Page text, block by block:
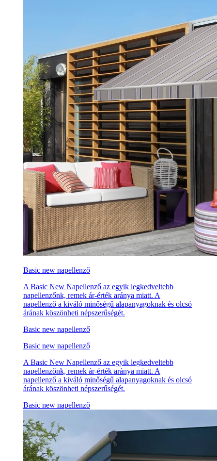
Basic new napellenző
A Basic New Napellenző az egyik legkedveltebb
napellenzőnk, remek ár-érték aránya miatt. A
napellenző a kiváló minőségű alapanyagoknak és olcsó
árának köszönheti népszerűségét.
Basic new napellenző
Basic new napellenző
A Basic New Napellenző az egyik legkedveltebb
napellenzőnk, remek ár-érték aránya miatt. A
napellenző a kiváló minőségű alapanyagoknak és olcsó
árának köszönheti népszerűségét.
Basic new napellenző